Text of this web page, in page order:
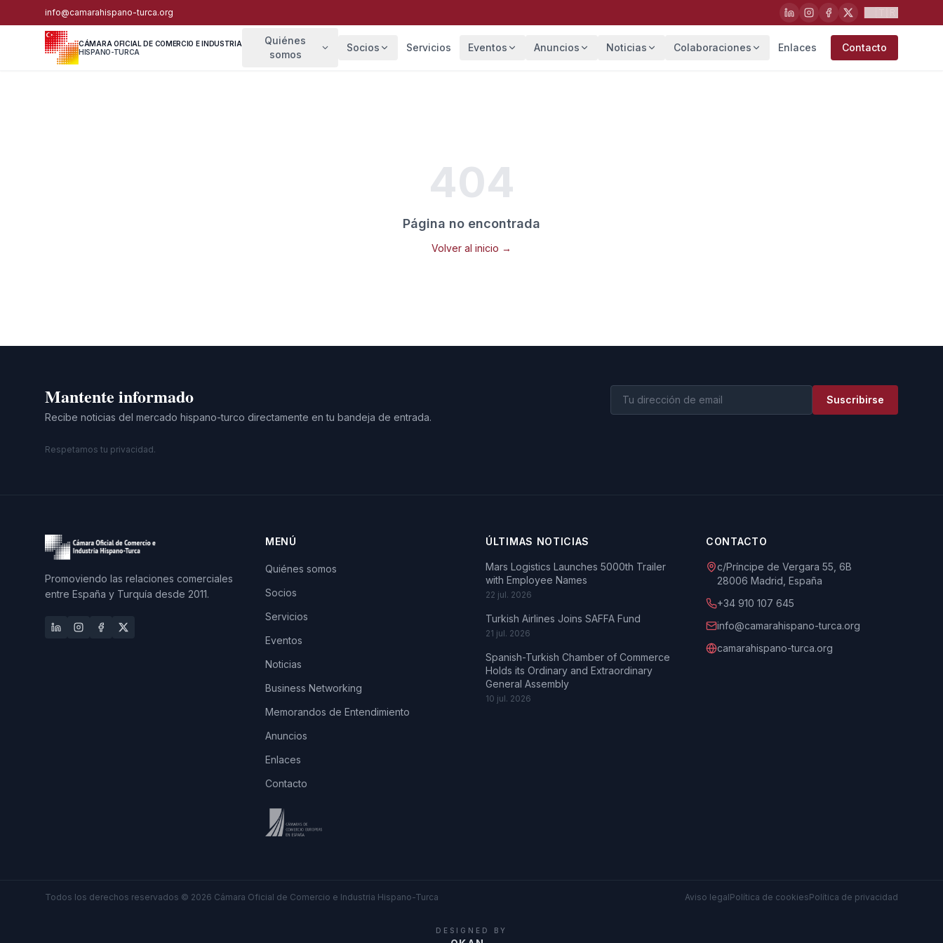
info@camarahispano-turca.org
CÁMARA OFICIAL DE COMERCIO E INDUSTRIA
HISPANO-TURCA
Quiénes
somos
Socios Servicios Eventos Anuncios Noticias Colaboraciones Enlaces Contacto
404
Página no encontrada
Volver al inicio →
Mantente informado
Recibe noticias del mercado hispano-turco directamente en tu bandeja de entrada.
Suscribirse
Respetamos tu privacidad.
Promoviendo las relaciones comerciales
entre España y Turquía desde 2011.
MENÚ
Quiénes somos
Socios
Servicios
Eventos
Noticias
Business Networking
Memorandos de Entendimiento
Anuncios
Enlaces
Contacto
ÚLTIMAS NOTICIAS
Mars Logistics Launches 5000th Trailer
with Employee Names
22 jul. 2026
Turkish Airlines Joins SAFFA Fund
21 jul. 2026
Spanish-Turkish Chamber of Commerce
Holds its Ordinary and Extraordinary
General Assembly
10 jul. 2026
CONTACTO
c/Príncipe de Vergara 55, 6B
28006 Madrid, España
+34 910 107 645
info@camarahispano-turca.org
camarahispano-turca.org
Todos los derechos reservados © 2026 Cámara Oficial de Comercio e Industria Hispano-Turca Aviso legalPolítica de cookiesPolítica de privacidad
DESIGNED BY